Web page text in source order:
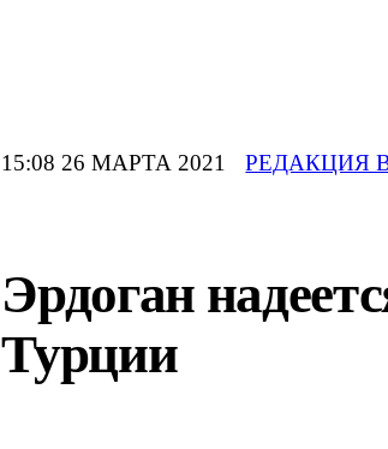
15:08 26 МАРТА 2021 РЕДАКЦИЯ
Эрдоган
Турции